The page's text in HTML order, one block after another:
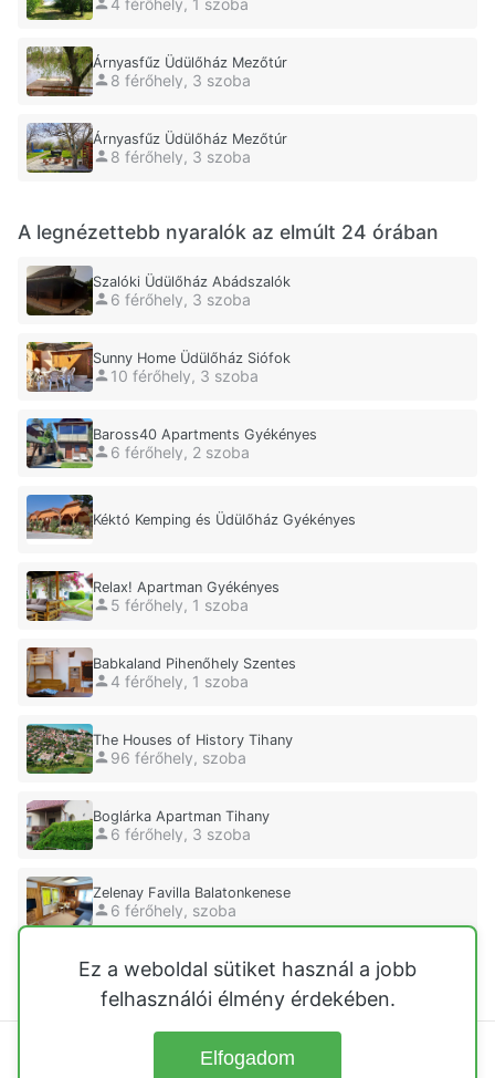
Árnyasfűz Üdülőház Mezőtúr
8 férőhely, 3 szoba
Árnyasfűz Üdülőház Mezőtúr
8 férőhely, 3 szoba
A legnézettebb nyaralók az elmúlt 24 órában
Szalóki Üdülőház Abádszalók
6 férőhely, 3 szoba
Sunny Home Üdülőház Siófok
10 férőhely, 3 szoba
Baross40 Apartments Gyékényes
6 férőhely, 2 szoba
Kéktó Kemping és Üdülőház Gyékényes
Relax! Apartman Gyékényes
5 férőhely, 1 szoba
Babkaland Pihenőhely Szentes
4 férőhely, 1 szoba
The Houses of History Tihany
96 férőhely, szoba
Boglárka Apartman Tihany
6 férőhely, 3 szoba
Zelenay Favilla Balatonkenese
6 férőhely, szoba
Borbolya Üdülőház Cserkút
4 férőhely, 2 szoba
Ez a weboldal sütiket használ a jobb
felhasználói élmény érdekében.
Elfogadom